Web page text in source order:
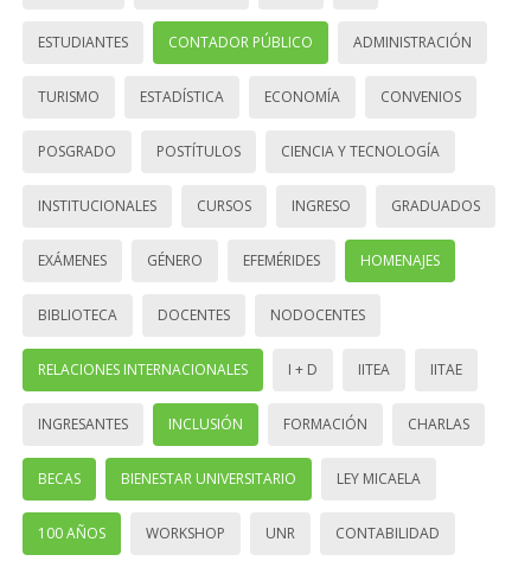
ESTUDIANTES CONTADOR PÚBLICO ADMINISTRACIÓN
TURISMO ESTADÍSTICA ECONOMÍA CONVENIOS
POSGRADO POSTÍTULOS CIENCIA Y TECNOLOGÍA
INSTITUCIONALES CURSOS INGRESO GRADUADOS
EXÁMENES GÉNERO EFEMÉRIDES HOMENAJES
BIBLIOTECA DOCENTES NODOCENTES
RELACIONES INTERNACIONALES I + D IITEA IITAE
INGRESANTES INCLUSIÓN FORMACIÓN CHARLAS
BECAS BIENESTAR UNIVERSITARIO LEY MICAELA
100 AÑOS WORKSHOP UNR CONTABILIDAD